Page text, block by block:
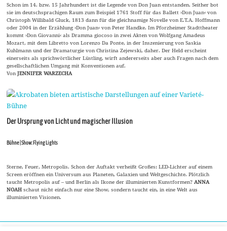
Schon im 14. bzw. 15 Jahrhundert ist die Legende von Don Juan entstanden. Seither bot
sie im deutschsprachigen Raum zum Beispiel 1761 Stoff für das Ballett ›Don Juan‹ von
Christoph Willibald Gluck, 1813 dann für die gleichnamige Novelle von E.T.A. Hoffmann
oder 2004 in der Erzählung ›Don Juan‹ von Peter Handke. Im Pforzheimer Stadttheater
kommt ›Don Giovanni‹ als Dramma giocoso in zwei Akten von Wolfgang Amadeus
Mozart, mit dem Libretto von Lorenzo Da Ponte, in der Inszenierung von Saskia
Kuhlmann und der Dramaturgie von Christina Zejewski, daher. Der Held erscheint
einerseits als sprichwörtlicher Lüstling, wirft andererseits aber auch Fragen nach dem
gesellschaftlichen Umgang mit Konventionen auf.
VonJENNIFER WARZECHA
Der Ursprung von Licht und magischer Illusion
Bühne | Show: Flying Lights
Sterne, Feuer, Metropolis. Schon der Auftakt verheißt Großes: LED-Lichter auf einem
Screen eröffnen ein Universum aus Planeten, Galaxien und Weltgeschichte. Plötzlich
taucht Metropolis auf – und Berlin als Ikone der illuminierten Kunstformen?ANNA
NOAHschaut nicht einfach nur eine Show, sondern taucht ein, in eine Welt aus
illuminierten Visionen.